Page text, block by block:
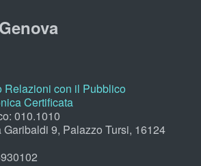
Relazioni con il Pubblico
Certificata
010.1010
Garibaldi 9, Palazzo Tursi, 16124